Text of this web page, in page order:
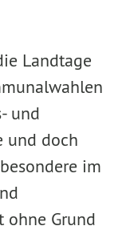
Landtage
und
und doch
im
ohne Grund